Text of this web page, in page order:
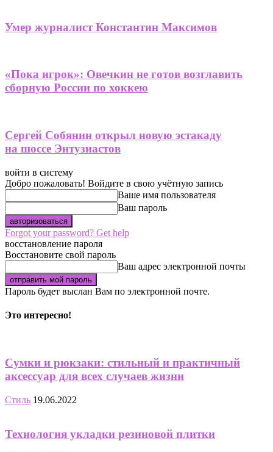
Умер журналист Константин Максимов
«Пока игрок»: Овечкин не готов возглавить
сборную России по хоккею
Сергей Собянин открыл новую эстакаду
на шоссе Энтузиастов
войти в систему
Добро пожаловать! Войдите в свою учётную запись
Ваше имя пользователя
Ваш пароль
Forgot your password? Get help
восстановление пароля
Восстановите свой пароль
Ваш адрес электронной почты
Пароль будет выслан Вам по электронной почте.
Это интересно!
Сумки и рюкзаки: стильный и практичный
аксессуар для всех случаев жизни
Стиль 19.06.2022
Технология укладки резиновой плитки